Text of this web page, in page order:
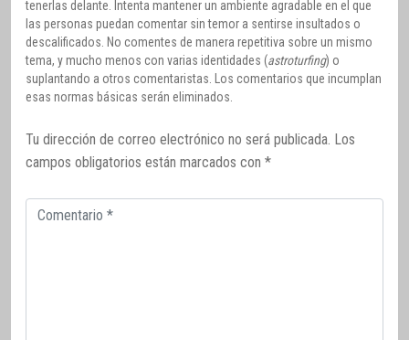
tenerlas delante. Intenta mantener un ambiente agradable en el que
las personas puedan comentar sin temor a sentirse insultados o
descalificados. No comentes de manera repetitiva sobre un mismo
tema, y mucho menos con varias identidades (astroturfing) o
suplantando a otros comentaristas. Los comentarios que incumplan
esas normas básicas serán eliminados.
Tu dirección de correo electrónico no será publicada. Los
campos obligatorios están marcados con *
Comentario